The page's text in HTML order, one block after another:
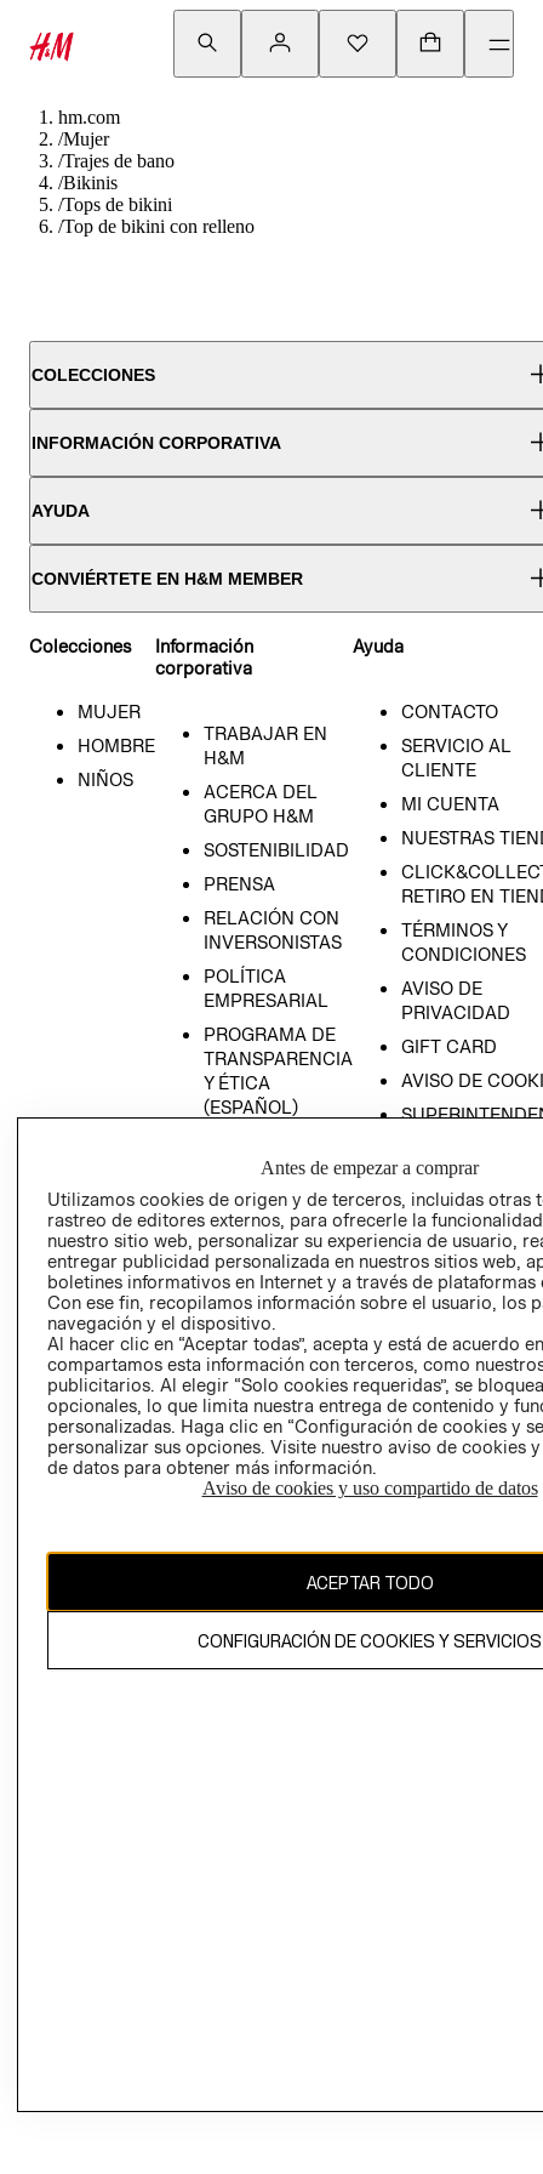
hm.com
/Mujer
/Trajes de bano
/Bikinis
/Tops de bikini
/Top de bikini con relleno
COLECCIONES
INFORMACIÓN CORPORATIVA
AYUDA
CONVIÉRTETE EN H&M MEMBER
Colecciones
MUJER
HOMBRE
NIÑOS
Información
corporativa
TRABAJAR EN
H&M
ACERCA DEL
GRUPO H&M
SOSTENIBILIDAD
PRENSA
RELACIÓN CON
INVERSONISTAS
POLÍTICA
EMPRESARIAL
PROGRAMA DE
TRANSPARENCIA
Y ÉTICA
(ESPAÑOL)
TRANSPARENCIA
Y ÉTICA (INGLÉS)
Ayuda
CONTACTO
SERVICIO AL
CLIENTE
MI CUENTA
NUESTRAS
RETIRO EN
TÉRMINOS Y
CONDICIONES
AVISO DE
PRIVACIDAD
GIFT CARD
AVISO DE
COMERCIO - SIC
PETICIONES
QUEJAS Y
RECLAMOS
Colombia ($)
CAMBIAR REGIÓN
propiedad de H&M Hennes & Mauritz AB.
Antes de empezar a comprar
Utilizamos cookies de origen y de terceros, incluidas otras
rastreo de editores externos, para ofrecerle la
nuestro sitio web, personalizar su experiencia de usuario,
entregar publicidad personalizada en nuestros sitios web,
boletines informativos en Internet y a través de plataformas
Con ese fin, recopilamos información sobre el usuario, los
navegación y el dispositivo.
Al hacer clic en “Aceptar todas”, acepta y está de acuerdo
compartamos esta información con terceros, como
publicitarios. Al elegir “Solo cookies requeridas”, se
opcionales, lo que limita nuestra entrega de contenido y
personalizadas. Haga clic en “Configuración de cookies y
personalizar sus opciones. Visite nuestro aviso de cookies
de datos para obtener más información.
Aviso de cookies y uso compartido de datos
ACEPTAR TODO
CONFIGURACIÓN DE COOKIES Y SERVICIOS